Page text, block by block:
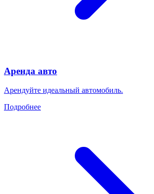
Аренда авто
Арендуйте идеальный автомобиль.
Подробнее